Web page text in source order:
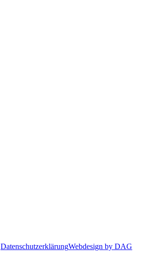
DatenschutzerklärungWebdesign by DAG